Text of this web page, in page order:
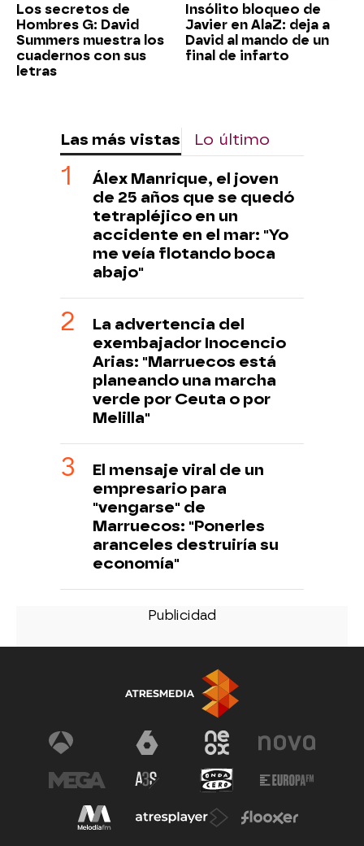
Los secretos de
Hombres G: David
Summers muestra los
cuadernos con sus
letras
Insólito bloqueo de
Javier en AlaZ: deja a
David al mando de un
final de infarto
Las más vistas Lo último
Álex Manrique, el joven
de 25 años que se quedó
tetrapléjico en un
accidente en el mar: "Yo
me veía flotando boca
abajo"
La advertencia del
exembajador Inocencio
Arias: "Marruecos está
planeando una marcha
verde por Ceuta o por
Melilla"
El mensaje viral de un
empresario para
"vengarse" de
Marruecos: "Ponerles
aranceles destruiría su
economía"